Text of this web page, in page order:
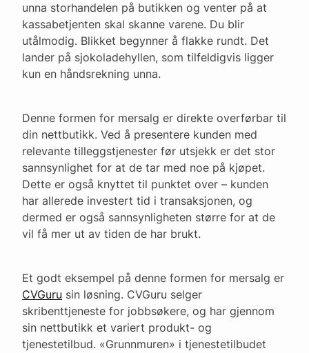
unna storhandelen på butikken og venter på at
kassabetjenten skal skanne varene. Du blir
utålmodig. Blikket begynner å flakke rundt. Det
lander på sjokoladehyllen, som tilfeldigvis ligger
kun en håndsrekning unna.
Denne formen for mersalg er direkte overførbar til
din nettbutikk. Ved å presentere kunden med
relevante tilleggstjenester før utsjekk er det stor
sannsynlighet for at de tar med noe på kjøpet.
Dette er også knyttet til punktet over – kunden
har allerede investert tid i transaksjonen, og
dermed er også sannsynligheten større for at de
vil få mer ut av tiden de har brukt.
Et godt eksempel på denne formen for mersalg er
CVGuru sin løsning. CVGuru selger
skribenttjeneste for jobbsøkere, og har gjennom
sin nettbutikk et variert produkt- og
tjenestetilbud. «Grunnmuren» i tjenestetilbudet